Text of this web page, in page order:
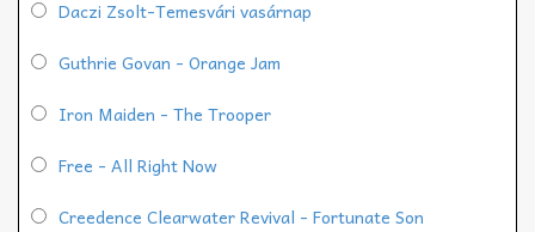
Daczi Zsolt-Temesvári vasárnap
Guthrie Govan - Orange Jam
Iron Maiden - The Trooper
Free - All Right Now
Creedence Clearwater Revival - Fortunate Son